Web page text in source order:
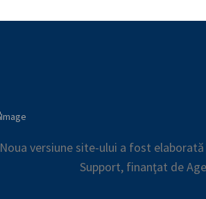
Noua versiune site-ului a fost
Support, finanţat de